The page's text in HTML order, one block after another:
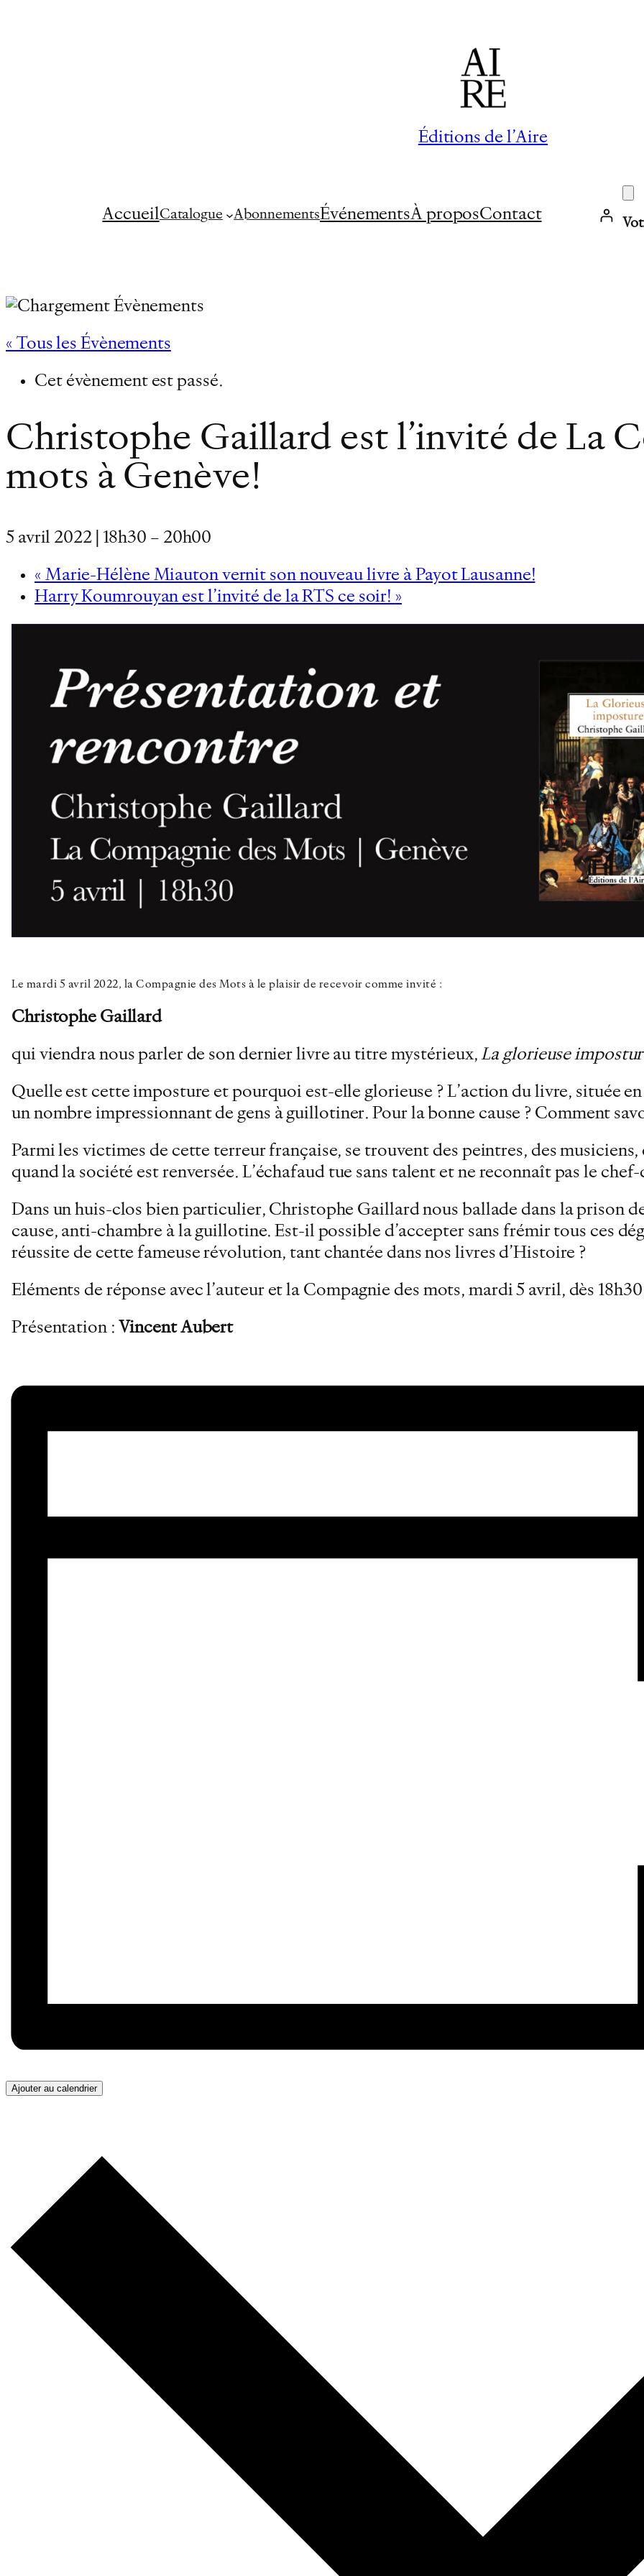
Éditions de l’Aire
AccueilCatalogue AbonnementsÉvénementsÀ proposContact
« Tous les Évènements
Cet évènement est passé.
Christophe Gaillard est l’invité de La
mots à Genève!
5 avril 2022 | 18h30 – 20h00
« Marie-Hélène Miauton vernit son nouveau livre à Payot Lausanne!
Harry Koumrouyan est l’invité de la RTS ce soir! »
Le mardi 5 avril 2022, la Compagnie des Mots à le plaisir de recevoir comme invité :
Christophe Gaillard
qui viendra nous parler de son dernier livre au titre mystérieux,La glorieuse
Quelle est cette imposture et pourquoi est-elle glorieuse ? L’action du livre, située
un nombre impressionnant de gens à guillotiner. Pour la bonne cause ? Comment
Parmi les victimes de cette terreur française, se trouvent des peintres, des musiciens,
quand la société est renversée. L’échafaud tue sans talent et ne reconnaît pas le chef-
Dans un huis-clos bien particulier, Christophe Gaillard nous ballade dans la prison
cause, anti-chambre à la guillotine. Est-il possible d’accepter sans frémir tous ces
réussite de cette fameuse révolution, tant chantée dans nos livres d’Histoire ?
Eléments de réponse avec l’auteur et la Compagnie des mots, mardi 5 avril, dès
Présentation : Vincent Aubert
Ajouter au calendrier